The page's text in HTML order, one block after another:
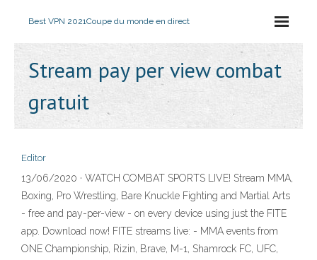
Best VPN 2021Coupe du monde en direct
Stream pay per view combat
gratuit
Editor
13/06/2020 · WATCH COMBAT SPORTS LIVE! Stream MMA,
Boxing, Pro Wrestling, Bare Knuckle Fighting and Martial Arts
- free and pay-per-view - on every device using just the FITE
app. Download now! FITE streams live: - MMA events from
ONE Championship, Rizin, Brave, M-1, Shamrock FC, UFC,